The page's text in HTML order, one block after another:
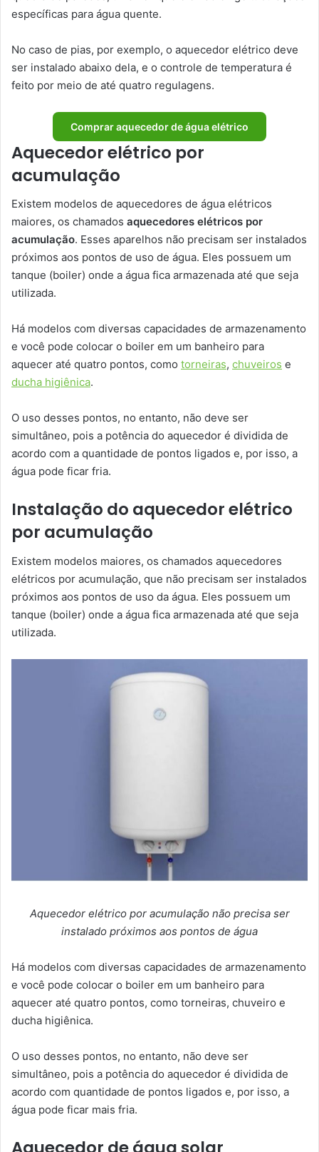
específicas para água quente.
No caso de pias, por exemplo, o aquecedor elétrico deve
ser instalado abaixo dela, e o controle de temperatura é
feito por meio de até quatro regulagens.
Comprar aquecedor de água elétrico
Aquecedor elétrico por
acumulação
Existem modelos de aquecedores de água elétricos
maiores, os chamados aquecedores elétricos por
acumulação. Esses aparelhos não precisam ser instalados
próximos aos pontos de uso de água. Eles possuem um
tanque (boiler) onde a água fica armazenada até que seja
utilizada.
Há modelos com diversas capacidades de armazenamento
e você pode colocar o boiler em um banheiro para
aquecer até quatro pontos, como torneiras, chuveiros e
ducha higiênica.
O uso desses pontos, no entanto, não deve ser
simultâneo, pois a potência do aquecedor é dividida de
acordo com a quantidade de pontos ligados e, por isso, a
água pode ficar fria.
Instalação do aquecedor elétrico
por acumulação
Existem modelos maiores, os chamados aquecedores
elétricos por acumulação, que não precisam ser instalados
próximos aos pontos de uso da água. Eles possuem um
tanque (boiler) onde a água fica armazenada até que seja
utilizada.
Aquecedor elétrico por acumulação não precisa ser
instalado próximos aos pontos de água
Há modelos com diversas capacidades de armazenamento
e você pode colocar o boiler em um banheiro para
aquecer até quatro pontos, como torneiras, chuveiro e
ducha higiênica.
O uso desses pontos, no entanto, não deve ser
simultâneo, pois a potência do aquecedor é dividida de
acordo com quantidade de pontos ligados e, por isso, a
água pode ficar mais fria.
Aquecedor de água solar